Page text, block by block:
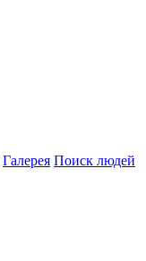
Галерея Поиск людей